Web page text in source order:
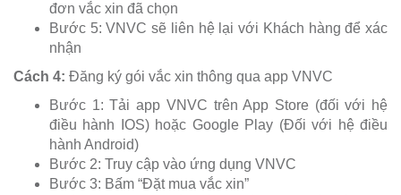
đơn vắc xin đã chọn
Bước 5: VNVC sẽ liên hệ lại với Khách hàng để xác
nhận
Cách 4: Đăng ký gói vắc xin thông qua app VNVC
Bước 1: Tải app VNVC trên App Store (đối với hệ
điều hành IOS) hoặc Google Play (Đối với hệ điều
hành Android)
Bước 2: Truy cập vào ứng dụng VNVC
Bước 3: Bấm “Đặt mua vắc xin”